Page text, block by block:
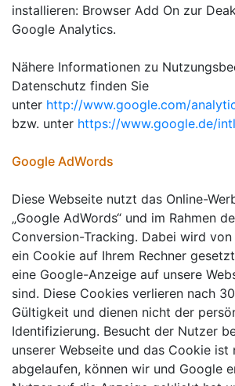
installieren: Browser Add On zur
Google Analytics.
Nähere Informationen zu
Datenschutz finden Sie
unter http://www.google.com/
bzw. unter https://www.google.de/
Google AdWords
Diese Webseite nutzt das Online-
„Google AdWords“ und im Rahmen
Conversion-Tracking. Dabei wird
ein Cookie auf Ihrem Rechner
eine Google-Anzeige auf unsere
sind. Diese Cookies verlieren nach
Gültigkeit und dienen nicht der
Identifizierung. Besucht der Nutzer
unserer Webseite und das Cookie ist
abgelaufen, können wir und Google